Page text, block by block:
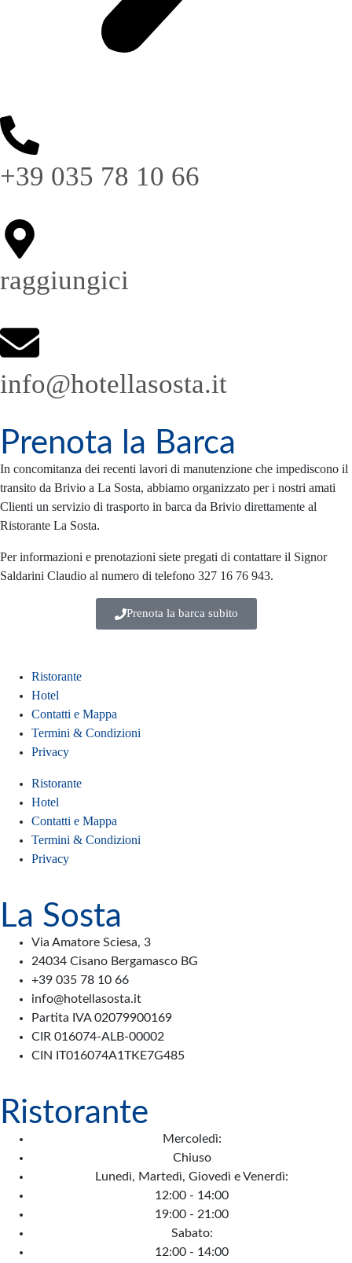
+39 035 78 10 66
raggiungici
info@hotellasosta.it
Prenota la Barca
In concomitanza dei recenti lavori di manutenzione che impediscono il
transito da Brivio a La Sosta, abbiamo organizzato per i nostri amati
Clienti un servizio di trasporto in barca da Brivio direttamente al
Ristorante La Sosta.
Per informazioni e prenotazioni siete pregati di contattare il Signor
Saldarini Claudio al numero di telefono 327 16 76 943.
Prenota la barca subito
Ristorante
Hotel
Contatti e Mappa
Termini & Condizioni
Privacy
Ristorante
Hotel
Contatti e Mappa
Termini & Condizioni
Privacy
La Sosta
Via Amatore Sciesa, 3
24034 Cisano Bergamasco BG
+39 035 78 10 66
info@hotellasosta.it
Partita IVA 02079900169
CIR 016074-ALB-00002
CIN IT016074A1TKE7G485
Ristorante
Mercoledì:
Chiuso
Lunedì, Martedì, Giovedì e Venerdì:
12:00 - 14:00
19:00 - 21:00
Sabato:
12:00 - 14:00